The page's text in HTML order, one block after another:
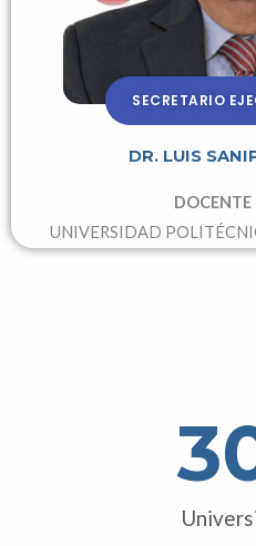
SECRETARIO
DR. LUIS
UNIVERSIDAD